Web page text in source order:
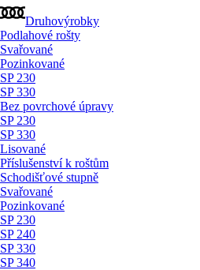
Druhovýrobky
Podlahové rošty
Svařované
Pozinkované
SP 230
SP 330
Bez povrchové úpravy
SP 230
SP 330
Lisované
Příslušenství k roštům
Schodišťové stupně
Svařované
Pozinkované
SP 230
SP 240
SP 330
SP 340